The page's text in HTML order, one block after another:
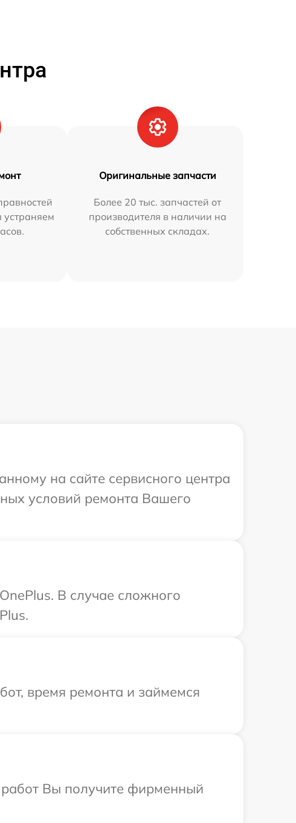
устраняем
Оригинальные запчасти
Более 20 тыс. запчастей от
производителя в наличии на
собственных складах.
на сайте сервисного центра
условий ремонта Вашего
В случае сложного
время ремонта и займемся
работ Вы получите фирменный